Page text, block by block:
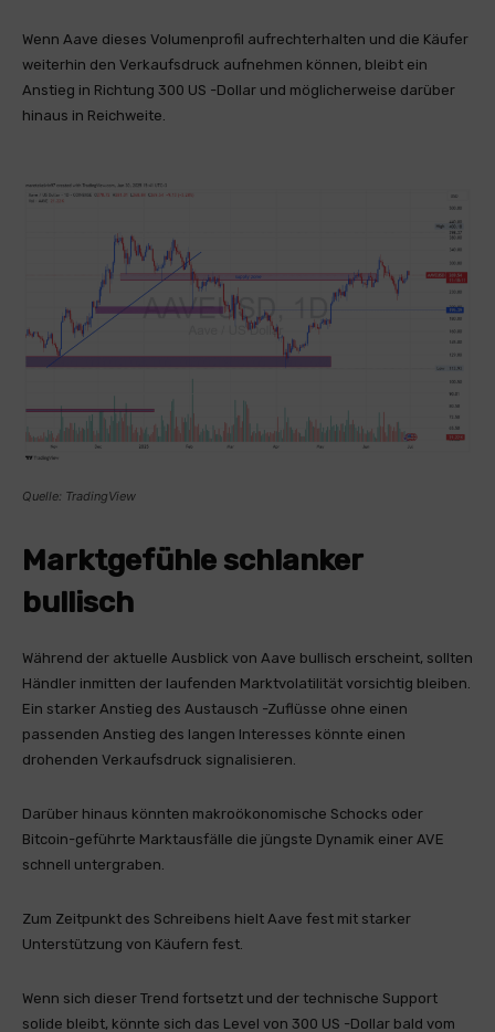
Wenn Aave dieses Volumenprofil aufrechterhalten und die Käufer
weiterhin den Verkaufsdruck aufnehmen können, bleibt ein
Anstieg in Richtung 300 US -Dollar und möglicherweise darüber
hinaus in Reichweite.
Quelle: TradingView
Marktgefühle schlanker
bullisch
Während der aktuelle Ausblick von Aave bullisch erscheint, sollten
Händler inmitten der laufenden Marktvolatilität vorsichtig bleiben.
Ein starker Anstieg des Austausch -Zuflüsse ohne einen
passenden Anstieg des langen Interesses könnte einen
drohenden Verkaufsdruck signalisieren.
Darüber hinaus könnten makroökonomische Schocks oder
Bitcoin-geführte Marktausfälle die jüngste Dynamik einer AVE
schnell untergraben.
Zum Zeitpunkt des Schreibens hielt Aave fest mit starker
Unterstützung von Käufern fest.
Wenn sich dieser Trend fortsetzt und der technische Support
solide bleibt, könnte sich das Level von 300 US -Dollar bald vom